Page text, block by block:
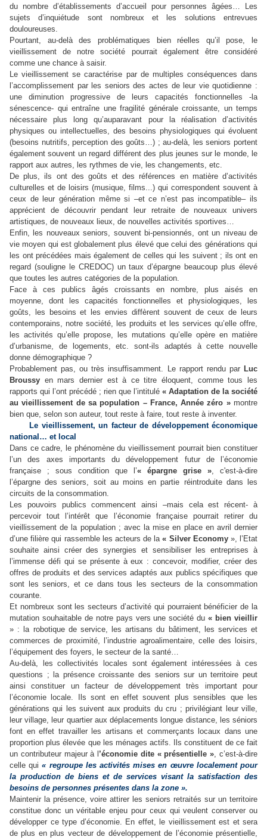
du nombre d’établissements d’accueil pour personnes âgées… Les
sujets d’inquiétude sont nombreux et les solutions entrevues
douloureuses.
Pourtant, au-delà des problématiques bien réelles qu’il pose, le
vieillissement de notre société pourrait également être considéré
comme une chance à saisir.
Le vieillissement se caractérise par de multiples conséquences dans
l’accomplissement par les seniors des actes de leur vie quotidienne :
une diminution progressive de leurs capacités fonctionnelles -la
sénescence- qui entraîne une fragilité générale croissante, un temps
nécessaire plus long qu’auparavant pour la réalisation d’activités
physiques ou intellectuelles, des besoins physiologiques qui évoluent
(besoins nutritifs, perception des goûts…) ; au-delà, les seniors portent
également souvent un regard différent des plus jeunes sur le monde, le
rapport aux autres, les rythmes de vie, les changements, etc.
De plus, ils ont des goûts et des références en matière d’activités
culturelles et de loisirs (musique, films...) qui correspondent souvent à
ceux de leur génération même si –et ce n’est pas incompatible– ils
apprécient de découvrir pendant leur retraite de nouveaux univers
artistiques, de nouveaux lieux, de nouvelles activités sportives…
Enfin, les nouveaux seniors, souvent bi-pensionnés, ont un niveau de
vie moyen qui est globalement plus élevé que celui des générations qui
les ont précédées mais également de celles qui les suivent ; ils ont en
regard (souligne le CREDOC) un taux d’épargne beaucoup plus élevé
que toutes les autres catégories de la population.
Face à ces publics âgés croissants en nombre, plus aisés en
moyenne, dont les capacités fonctionnelles et physiologiques, les
goûts, les besoins et les envies diffèrent souvent de ceux de leurs
contemporains, notre société, les produits et les services qu’elle offre,
les activités qu’elle propose, les mutations qu’elle opère en matière
d’urbanisme, de logements, etc. sont-ils adaptés à cette nouvelle
donne démographique ?
Probablement pas, ou très insuffisamment. Le rapport rendu par Luc
Broussy en mars dernier est à ce titre éloquent, comme tous les
rapports qui l’ont précédé ; rien que l’intitulé « Adaptation de la société
au vieillissement de sa population – France, Année zéro »montre
bien que, selon son auteur, tout reste à faire, tout reste à inventer.
Le vieillissement, un facteur de développement économique
national… et local
Dans ce cadre, le phénomène du vieillissement pourrait bien constituer
l’un des axes importants du développement futur de l’économie
française ; sous condition que l’« épargne grise » , c'est-à-dire
l’épargne des seniors, soit au moins en partie réintroduite dans les
circuits de la consommation.
Les pouvoirs publics commencent ainsi –mais cela est récent- à
percevoir tout l’intérêt que l’économie française pourrait retirer du
vieillissement de la population ; avec la mise en place en avril dernier
d’une filière qui rassemble les acteurs de la« Silver Economy», l’Etat
souhaite ainsi créer des synergies et sensibiliser les entreprises à
l’immense défi qui se présente à eux : concevoir, modifier, créer des
offres de produits et des services adaptés aux publics spécifiques que
sont les seniors, et ce dans tous les secteurs de la consommation
courante.
Et nombreux sont les secteurs d’activité qui pourraient bénéficier de la
mutation souhaitable de notre pays vers une société du« bien vieillir
» : la robotique de service, les artisans du bâtiment, les services et
commerces de proximité, l’industrie agroalimentaire, celle des loisirs,
l’équipement des foyers, le secteur de la santé…
Au-delà, les collectivités locales sont également intéressées à ces
questions ; la présence croissante des seniors sur un territoire peut
ainsi constituer un facteur de développement très important pour
l’économie locale. Ils sont en effet souvent plus sensibles que les
générations qui les suivent aux produits du cru ; privilégiant leur ville,
leur village, leur quartier aux déplacements longue distance, les séniors
font en effet travailler les artisans et commerçants locaux dans une
proportion plus élevée que les ménages actifs. Ils constituent de ce fait
un contributeur majeur à l’économie dite « présentielle » , c’est-à-dire
celle qui« regroupe les activités mises en œuvre localement pour
la production de biens et de services visant la satisfaction des
besoins de personnes présentes dans la zone ».
Maintenir la présence, voire attirer les seniors retraités sur un territoire
constitue donc un véritable enjeu pour ceux qui veulent conserver ou
développer ce type d’économie. En effet, le vieillissement est et sera
de plus en plus vecteur de développement de l’économie présentielle,